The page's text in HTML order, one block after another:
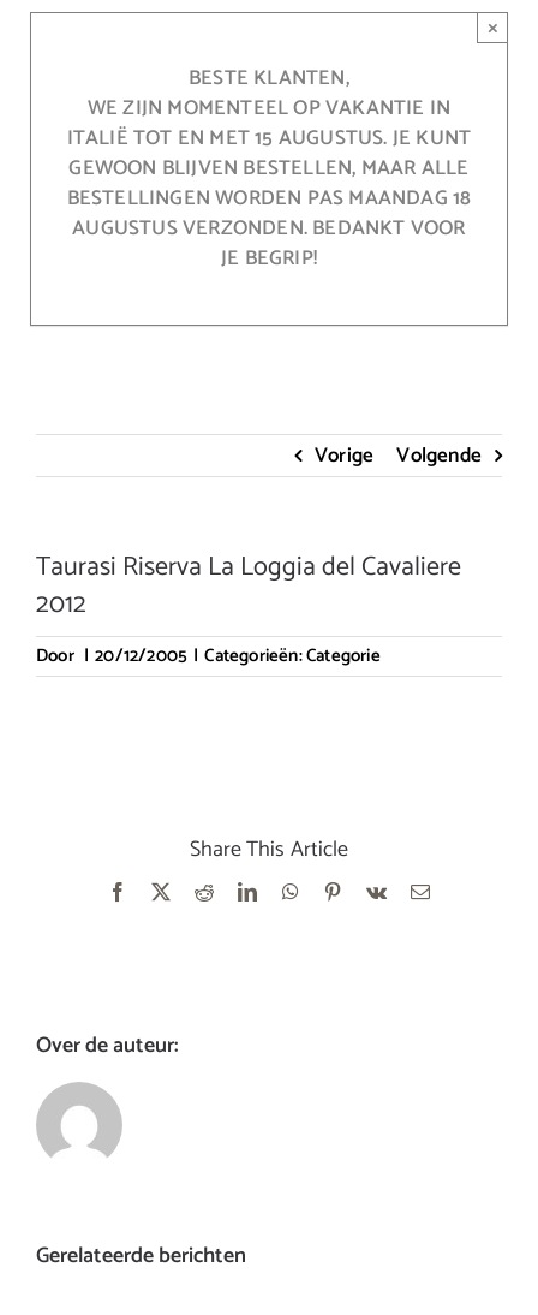
BESTE KLANTEN,
WE ZIJN MOMENTEEL OP VAKANTIE IN
ITALIË TOT EN MET 15 AUGUSTUS. JE KUNT
GEWOON BLIJVEN BESTELLEN, MAAR ALLE
BESTELLINGEN WORDEN PAS MAANDAG 18
AUGUSTUS VERZONDEN. BEDANKT VOOR
JE BEGRIP!
×
Vorige Volgende
Taurasi Riserva La Loggia del Cavaliere
2012
Door | 20/12/2005 | Categorieën:Categorie
Share This Article
Facebook RedditLinkedInWhatsApp
Pinterest
Vk
E-
Over de auteur:
Gerelateerde berichten